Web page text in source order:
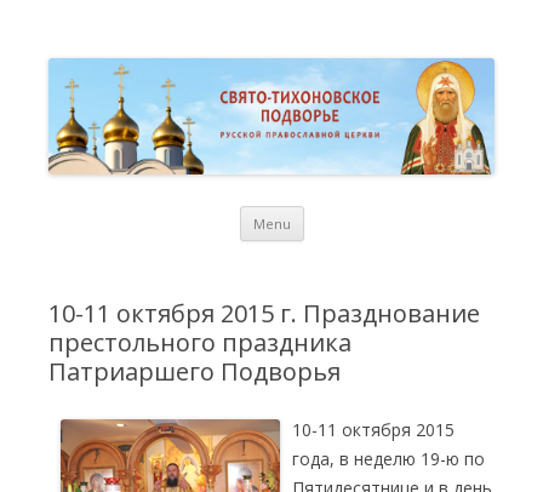
Representation Church in
Toronto
Торонто
Menu Skip
content
10-11 октября 2015 г. Празднование
престольного праздника
Патриаршего Подворья
10-11 октября 2015
года, в неделю 19-ю по
Пятидесятнице и в день